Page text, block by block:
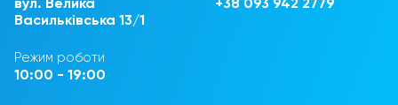
вул. Велика
Васильківська 13/1
+38 093 942 2779
Режим роботи
10:00 - 19:00